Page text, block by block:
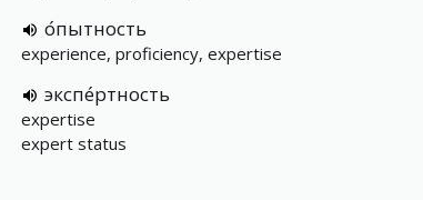
о́пытность
experience, proficiency, expertise
экспе́ртность
expertise
expert status